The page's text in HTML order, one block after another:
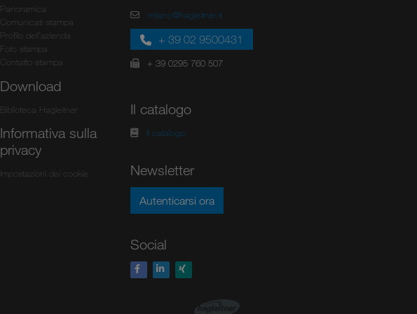
Panoramica
Comunicati stampa
Profilo dell'azienda
Foto stampa
Contatto stampa
Download
Biblioteca Hagleitner
Informativa sulla
privacy
Impostazioni dei cookie
milano@hagleitner.it
+ 39 02 9500431
+ 39 0295 760 507
Il catalogo
Il catalogo
Newsletter
Autenticarsi ora
Social